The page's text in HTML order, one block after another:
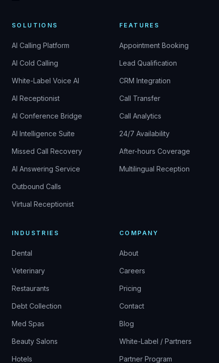
SOLUTIONS
AI Calling Platform
AI Cold Calling
White-Label Voice AI
AI Receptionist
AI Conference Bridge
AI Intelligence Suite
Missed Call Recovery
AI Answering Service
Outbound Calls
Virtual Receptionist
FEATURES
Appointment Booking
Lead Qualification
CRM Integration
Call Transfer
Call Analytics
24/7 Availability
After-hours Coverage
Multilingual Reception
INDUSTRIES
Dental
Veterinary
Restaurants
Debt Collection
Med Spas
Beauty Salons
Hotels
COMPANY
About
Careers
Pricing
Contact
Blog
White-Label / Partners
Partner Program